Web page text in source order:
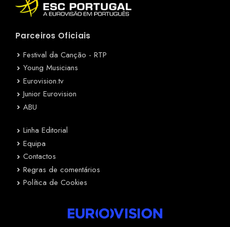
Parceiros Oficiais
Festival da Canção - RTP
Young Musicians
Eurovision.tv
Junior Eurovision
ABU
Linha Editorial
Equipa
Contactos
Regras de comentários
Política de Cookies